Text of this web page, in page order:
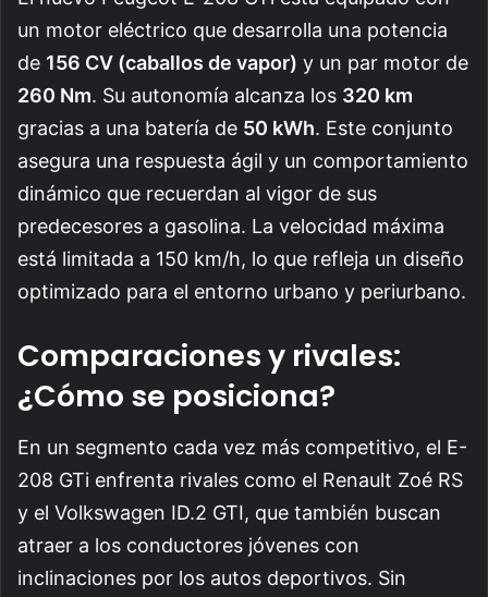
un motor eléctrico que desarrolla una potencia
de 156 CV (caballos de vapor) y un par motor de
260 Nm. Su autonomía alcanza los 320 km
gracias a una batería de 50 kWh. Este conjunto
asegura una respuesta ágil y un comportamiento
dinámico que recuerdan al vigor de sus
predecesores a gasolina. La velocidad máxima
está limitada a 150 km/h, lo que refleja un diseño
optimizado para el entorno urbano y periurbano.
Comparaciones y rivales:
¿Cómo se posiciona?
En un segmento cada vez más competitivo, el E-
208 GTi enfrenta rivales como el Renault Zoé RS
y el Volkswagen ID.2 GTI, que también buscan
atraer a los conductores jóvenes con
inclinaciones por los autos deportivos. Sin